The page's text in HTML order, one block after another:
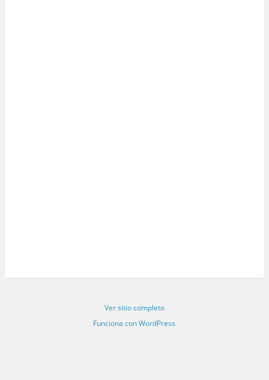
Ver sitio completo
Funciona con WordPress